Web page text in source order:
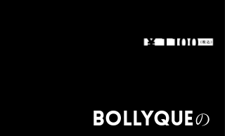
BOLLYQUEの